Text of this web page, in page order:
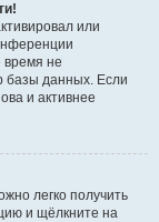
или
время не
базы данных. Если
и активнее
легко получить
и щёлкните на